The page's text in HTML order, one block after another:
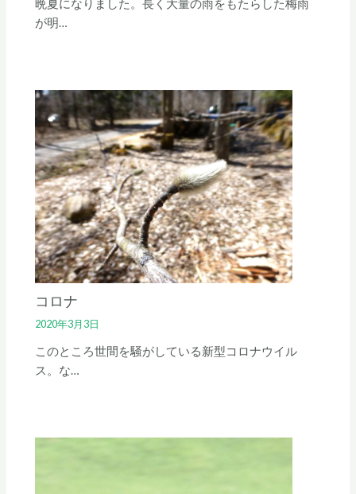
晩夏になりました。長く大量の雨をもたらした梅雨
が明…
コロナ
2020年3月3日
このところ世間を騒がしている新型コロナウイル
ス。な…